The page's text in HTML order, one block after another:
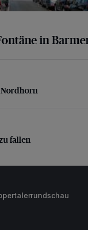
in
Nordhorn
fallen
fallen